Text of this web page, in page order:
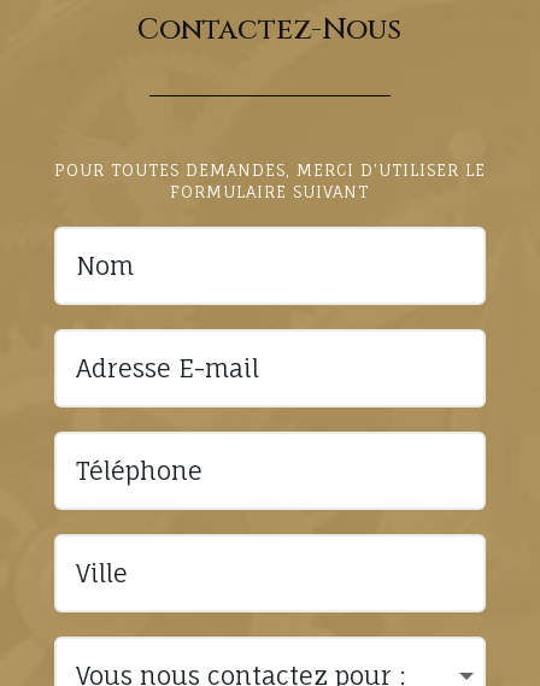
Contactez-Nous
POUR TOUTES DEMANDES, MERCI D'UTILISER LE
FORMULAIRE SUIVANT